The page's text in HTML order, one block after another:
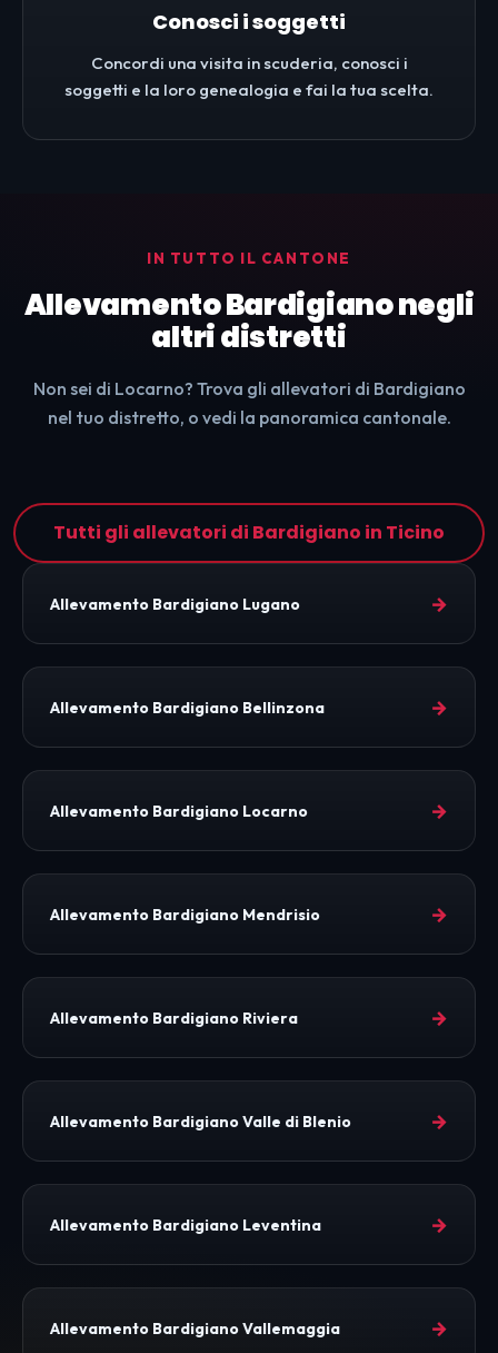
Conosci i soggetti
Concordi una visita in scuderia, conosci i
soggetti e la loro genealogia e fai la tua scelta.
IN TUTTO IL CANTONE
Allevamento Bardigiano negli
altri distretti
Non sei di Locarno? Trova gli allevatori di Bardigiano
nel tuo distretto, o vedi la panoramica cantonale.
Tutti gli allevatori di Bardigiano in Ticino
Allevamento Bardigiano Lugano →
Allevamento Bardigiano Bellinzona →
Allevamento Bardigiano Locarno →
Allevamento Bardigiano Mendrisio →
Allevamento Bardigiano Riviera →
Allevamento Bardigiano Valle di Blenio →
Allevamento Bardigiano Leventina →
Allevamento Bardigiano Vallemaggia →